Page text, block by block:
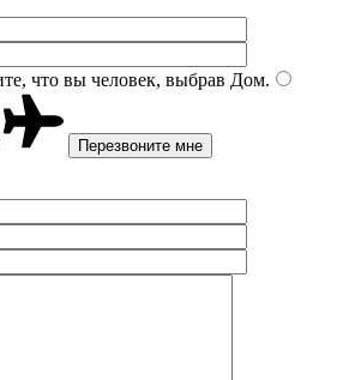
что вы человек, выбрав Дом.